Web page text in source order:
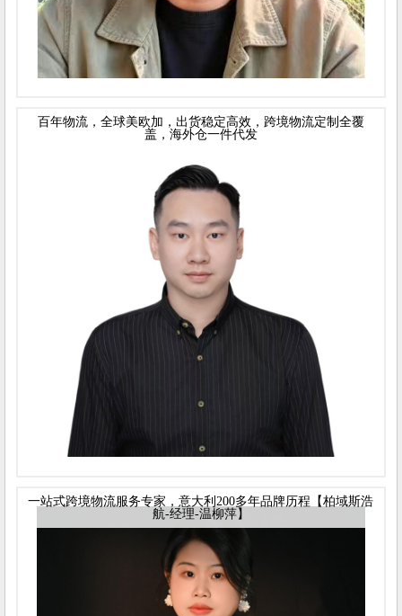
百年物流，全球美欧加，出货稳定高效，跨境物流定制全覆
盖，海外仓一件代发
一站式跨境物流服务专家，意大利200多年品牌历程【柏域斯浩
航-经理-温柳萍】